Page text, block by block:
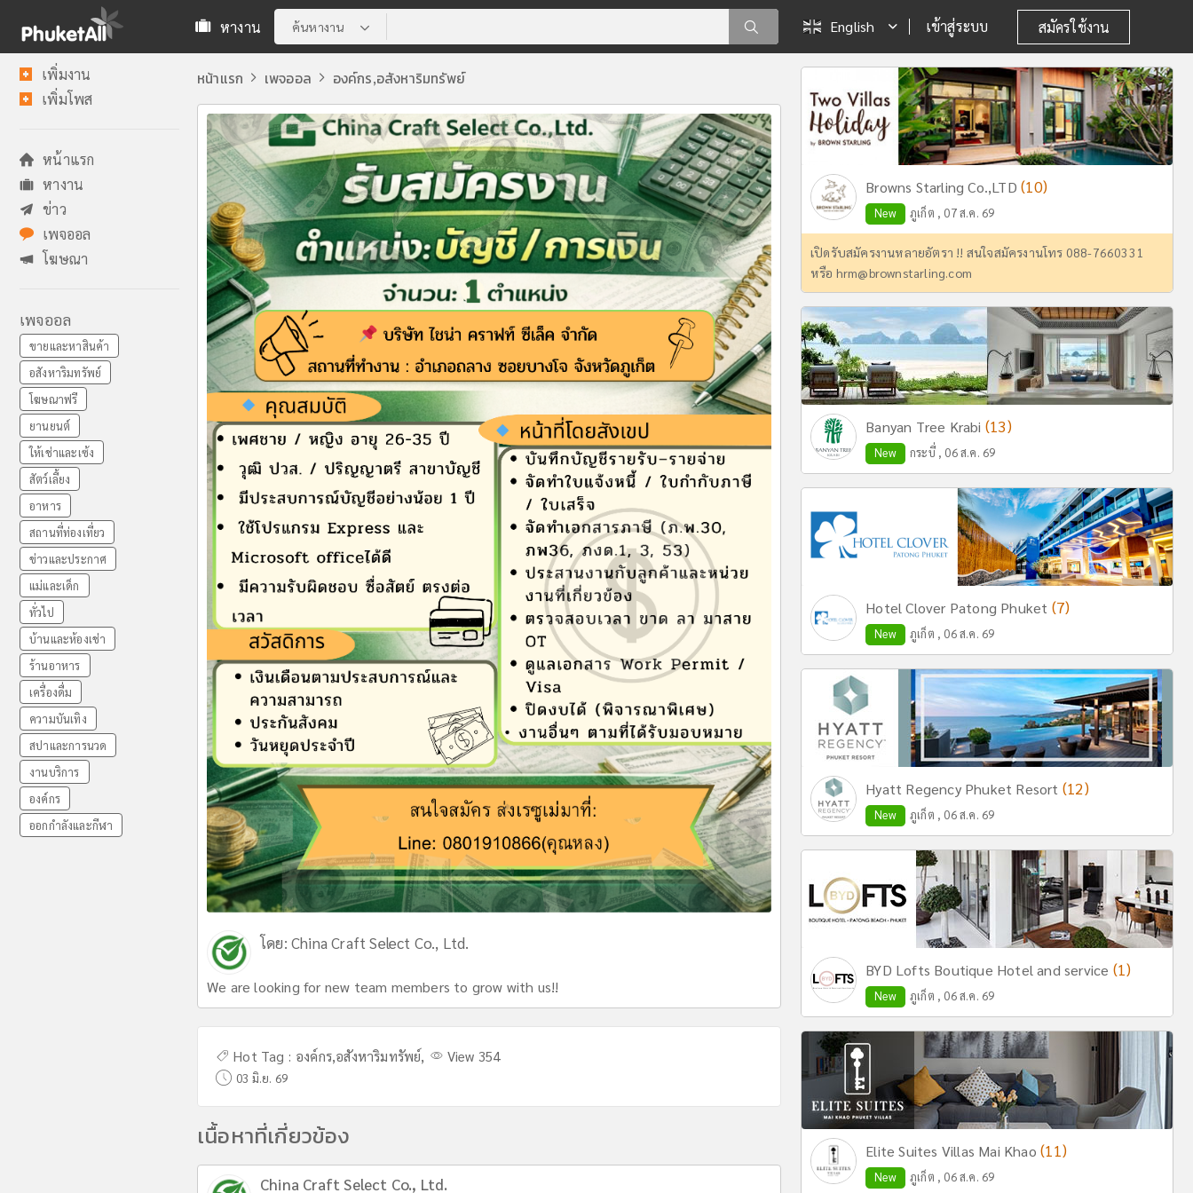
หางาน ค้นหางาน English เข้าสู่ระบบ สมัครใช้งาน
เพิ่มงาน
เพิ่มโพส
หน้าแรก
หางาน
ข่าว
เพจออล
โฆษณา
เพจออล
ขายและหาสินค้า
อสังหาริมทรัพย์
โฆษณาฟรี
ยานยนต์
ให้เช่าและเซ้ง
สัตว์เลี้ยง
อาหาร
สถานที่ท่องเที่ยว
ข่าวและประกาศ
แม่และเด็ก
ทั่วไป
บ้านและห้องเช่า
ร้านอาหาร
เครื่องดื่ม
ความบันเทิง
สปาและการนวด
งานบริการ
องค์กร
ออกกำลังและกีฬา
หน้าแรก เพจออล องค์กร,อสังหาริมทรัพย์
โดย: China Craft Select Co., Ltd.
We are looking for new team members to grow with us!!
Hot Tag : องค์กร,อสังหาริมทรัพย์, View 354
03 มิ.ย. 69
เนื้อหาที่เกี่ยวข้อง
China Craft Select Co., Ltd.
Browns Starling Co.,LTD(10)
New ภูเก็ต , 07 ส.ค. 69
เปิดรับสมัครงานหลายอัตรา !! สนใจสมัครงานโทร 088-7660331
หรือ hrm@brownstarling.com
Banyan Tree Krabi (13)
New กระบี่ , 06 ส.ค. 69
Hotel Clover Patong Phuket (7)
New ภูเก็ต , 06 ส.ค. 69
Hyatt Regency Phuket Resort (12)
New ภูเก็ต , 06 ส.ค. 69
BYD Lofts Boutique Hotel and service (1)
New ภูเก็ต , 06 ส.ค. 69
Elite Suites Villas Mai Khao(11)
New ภูเก็ต , 06 ส.ค. 69